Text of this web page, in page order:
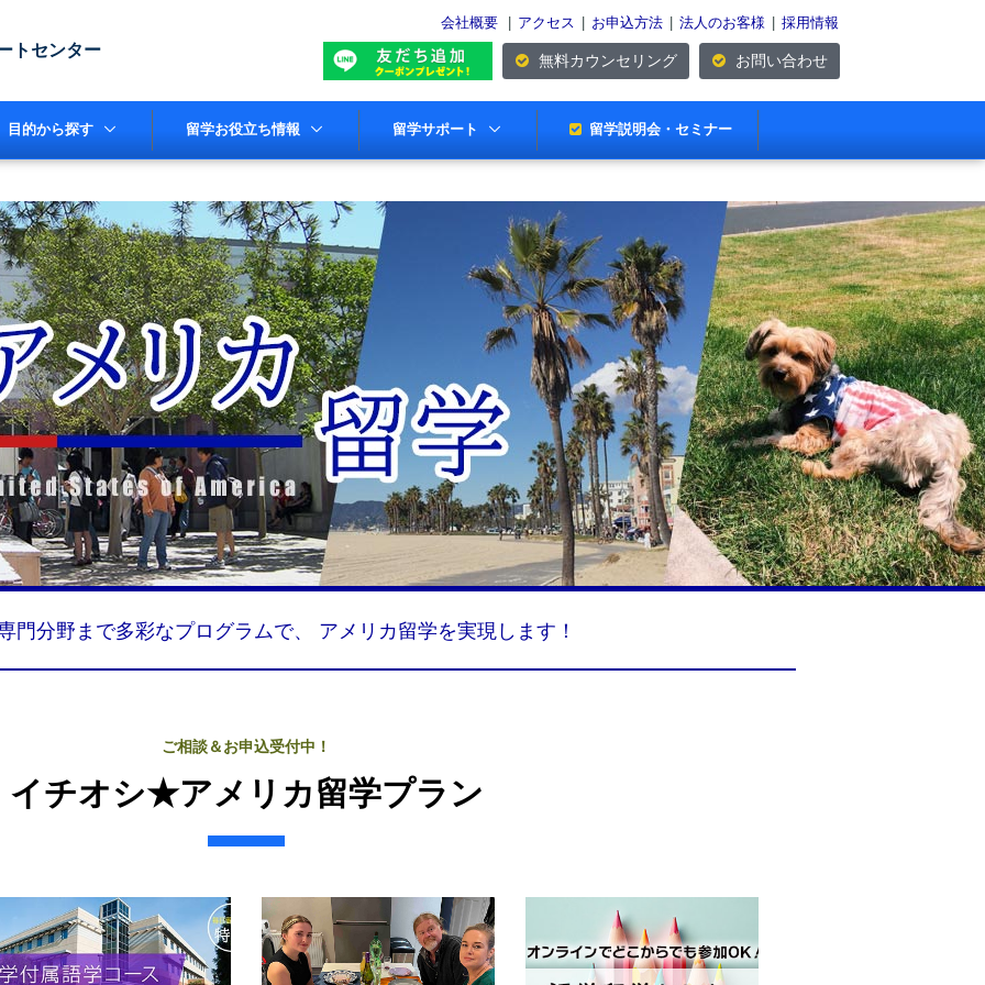
トセンター
会社概要 アクセス お申込方法 法人のお客様 採用情報
無料カウンセリング お問い合わせ
目的から探す 留学お役立ち情報 留学サポート 留学説明会・セミナー
門分野まで多彩なプログラムで、 アメリカ留学を実現します！
ご相談＆お申込受付中！
イチオシ★アメリカ留学プラン